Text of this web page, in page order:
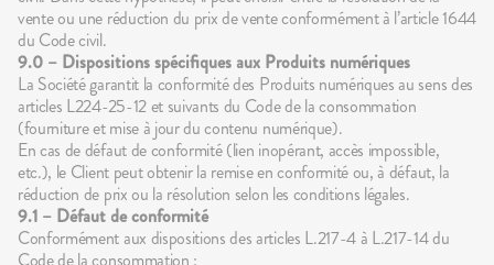
vente ou une réduction du prix de vente conformément à l’article 1644
du Code civil.
9.0 – Dispositions spécifiques aux Produits numériques
La Société garantit la conformité des Produits numériques au sens des
articles L224-25-12 et suivants du Code de la consommation
(fourniture et mise à jour du contenu numérique).
En cas de défaut de conformité (lien inopérant, accès impossible,
etc.), le Client peut obtenir la remise en conformité ou, à défaut, la
réduction de prix ou la résolution selon les conditions légales.
9.1 – Défaut de conformité
Conformément aux dispositions des articles L.217-4 à L.217-14 du